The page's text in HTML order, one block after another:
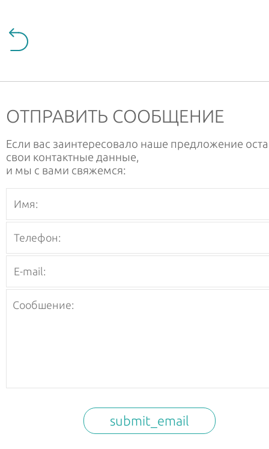
ОТПРАВИТЬ СООБЩЕНИЕ
Если вас заинтересовало наше предложение
свои контактные данные,
и мы с вами свяжемся:
submit_email